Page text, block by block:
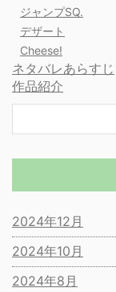
ジャンプSQ.
デザート
Cheese!
ネタバレあらすじ
作品紹介
2024年12月
2024年10月
2024年8月